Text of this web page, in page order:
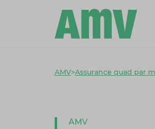
AMV>Assurance quad par
AMV